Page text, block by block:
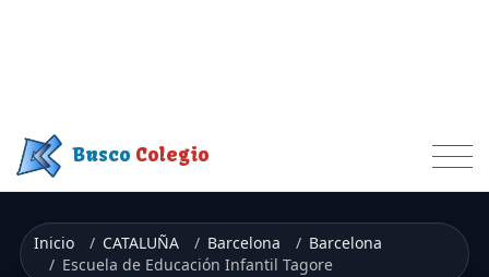
Busco Colegio
Inicio CATALUÑA Barcelona
Barcelona
Escuela de Educación Infantil Tagore